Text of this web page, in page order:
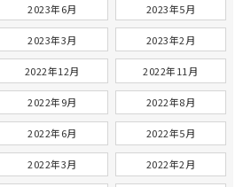
2023年6月 2023年5月
2023年3月 2023年2月
2022年12月 2022年11月
2022年9月 2022年8月
2022年6月 2022年5月
2022年3月 2022年2月